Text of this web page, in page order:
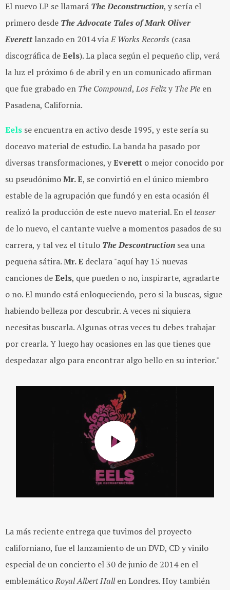
El nuevo LP se llamará The Deconstruction, y sería el
primero desde The Advocate Tales of Mark Oliver
Everett lanzado en 2014 víaE Works Records (casa
discográfica deEels). La placa según el pequeño clip, verá
la luz el próximo 6 de abril y en un comunicado afirman
que fue grabado en The Compound, Los Felizy The Pie en
Pasadena, California.
Eels se encuentra en activo desde 1995, y este sería su
doceavo material de estudio. La banda ha pasado por
diversas transformaciones, yEverett o mejor conocido por
su pseudónimoMr. E, se convirtió en el único miembro
estable de la agrupación que fundó y en esta ocasión él
realizó la producción de este nuevo material. En el teaser
de lo nuevo, el cantante vuelve a momentos pasados de su
carrera, y tal vez el título The Descontruction sea una
pequeña sátira.Mr. E declara "aquí hay 15 nuevas
canciones deEels, que pueden o no, inspirarte, agradarte
o no. El mundo está enloqueciendo, pero si la buscas, sigue
habiendo belleza por descubrir. A veces ni siquiera
necesitas buscarla. Algunas otras veces tu debes trabajar
por crearla. Y luego hay ocasiones en las que tienes que
despedazar algo para encontrar algo bello en su interior."
La más reciente entrega que tuvimos del proyecto
californiano, fue el lanzamiento de un DVD, CD y vinilo
especial de un concierto el 30 de junio de 2014 en el
emblemáticoRoyal Albert Hallen Londres.Hoy también